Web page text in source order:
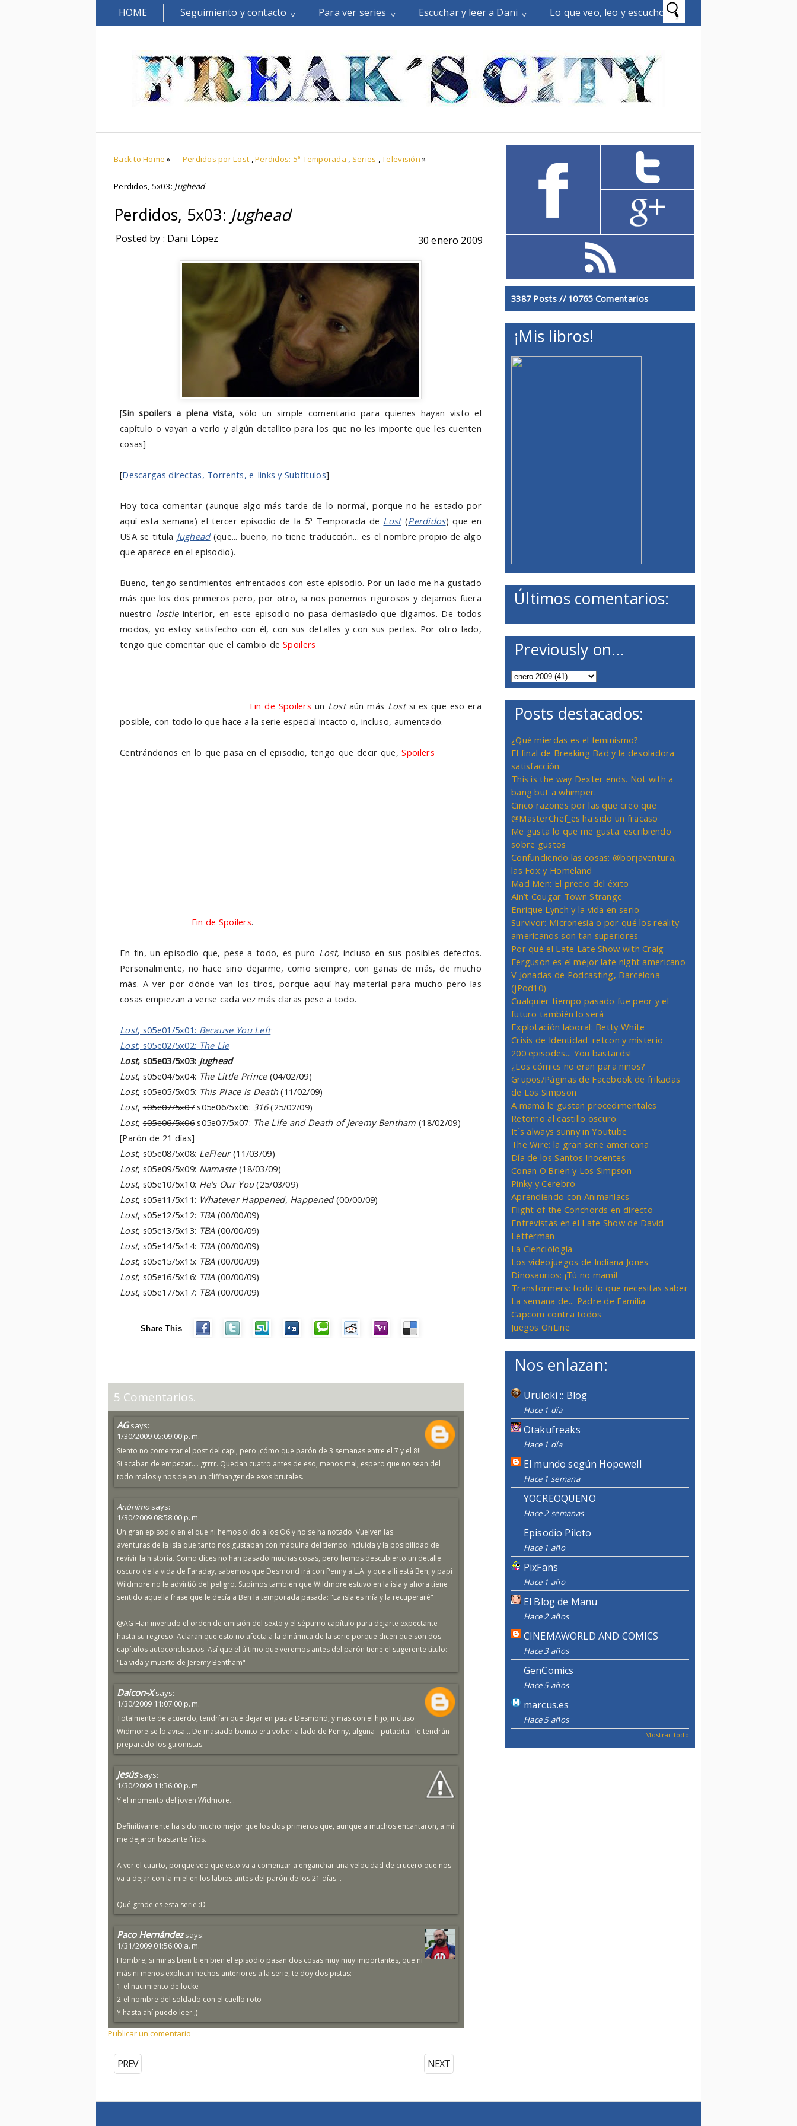
HOME Seguimiento y contacto Para ver series Escuchar y leer a Dani Lo que veo, leo y escucho
Back to Home » Perdidos por Lost ,Perdidos: 5ª Temporada , Series ,Televisión »
Perdidos, 5x03: Jughead
Perdidos, 5x03: Jughead
Posted by : Dani López 30 enero 2009
[Sin spoilers a plena vista, sólo un simple comentario para quienes hayan visto el
capítulo o vayan a verlo y algún detallito para los que no les importe que les cuenten
cosas]
[Descargas directas, Torrents, e-links ySubtítulos]
Hoy toca comentar (aunque algo más tarde de lo normal, porque no he estado por
aquí esta semana) el tercer episodio de la 5ª Temporada de Lost(Perdidos) que en
USA se titula Jughead(que... bueno, no tiene traducción... es el nombre propio de algo
que aparece en el episodio).
Bueno, tengo sentimientos enfrentados con este episodio. Por un lado me ha gustado
más que los dos primeros pero, por otro, si nos ponemos rigurosos y dejamos fuera
nuestro lostieinterior, en este episodio no pasa demasiado que digamos. De todos
modos, yo estoy satisfecho con él, con sus detalles y con sus perlas. Por otro lado,
tengo que comentar que el cambio deSpoilers
Fin de Spoilers un Lostaún más Lostsi es que eso era
posible, con todo lo que hace a la serie especial intacto o, incluso, aumentado.
Centrándonos en lo que pasa en el episodio, tengo que decir que,Spoilers
Fin de Spoilers.
En fin, un episodio que, pese a todo, es puro Lost, incluso en sus posibles defectos.
Personalmente, no hace sino dejarme, como siempre, con ganas de más, de mucho
más. A ver por dónde van los tiros, porque aquí hay material para mucho pero las
cosas empiezan a verse cada vez más claras pese a todo.
Lost, s05e01/5x01: Because You Left
Lost, s05e02/5x02: The Lie
Lost, s05e03/5x03: Jughead
Lost, s05e04/5x04: The Little Prince(04/02/09)
Lost, s05e05/5x05: This Place is Death(11/02/09)
Lost, s05e07/5x07 s05e06/5x06: 316(25/02/09)
Lost,s05e06/5x06 s05e07/5x07: The Life and Death of Jeremy Bentham (18/02/09)
[Parón de 21 días]
Lost, s05e08/5x08: LeFleur(11/03/09)
Lost, s05e09/5x09: Namaste(18/03/09)
Lost, s05e10/5x10: He's Our You(25/03/09)
Lost, s05e11/5x11: Whatever Happened, Happened(00/00/09)
Lost, s05e12/5x12: TBA(00/00/09)
Lost, s05e13/5x13: TBA(00/00/09)
Lost, s05e14/5x14: TBA(00/00/09)
Lost, s05e15/5x15: TBA(00/00/09)
Lost, s05e16/5x16: TBA(00/00/09)
Lost, s05e17/5x17: TBA(00/00/09)
Share This
5 Comentarios.
AG says:
1/30/2009 05:09:00 p. m.
Siento no comentar el post del capi, pero ¡cómo que parón de 3 semanas entre el 7 y el 8!!
Si acaban de empezar.... grrrr. Quedan cuatro antes de eso, menos mal, espero que no sean del
todo malos y nos dejen un cliffhanger de esos brutales.
Anónimo says:
1/30/2009 08:58:00 p. m.
Un gran episodio en el que ni hemos olido a los O6 y no se ha notado. Vuelven las
aventuras de la isla que tanto nos gustaban con máquina del tiempo incluida y la posibilidad de
revivir la historia. Como dices no han pasado muchas cosas, pero hemos descubierto un detalle
oscuro de la vida de Faraday, sabemos que Desmond irá con Penny a L.A. y que allí está Ben, y papi
Wildmore no le advirtió del peligro. Supimos también que Wildmore estuvo en la isla y ahora tiene
sentido aquella frase que le decía a Ben la temporada pasada: "La isla es mía y la recuperaré"
@AG Han invertido el orden de emisión del sexto y el séptimo capítulo para dejarte expectante
hasta su regreso. Aclaran que esto no afecta a la dinámica de la serie porque dicen que son dos
capítulos autoconclusivos. Así que el último que veremos antes del parón tiene el sugerente título:
"La vida y muerte de Jeremy Bentham"
Daicon-X says:
1/30/2009 11:07:00 p. m.
Totalmente de acuerdo, tendrían que dejar en paz a Desmond, y mas con el hijo, incluso
Widmore se lo avisa... De masiado bonito era volver a lado de Penny, alguna ¨putadita¨ le tendrán
preparado los guionistas.
Jesús says:
1/30/2009 11:36:00 p. m.
Y el momento del joven Widmore...
Definitivamente ha sido mucho mejor que los dos primeros que, aunque a muchos encantaron, a mi
me dejaron bastante fríos.
A ver el cuarto, porque veo que esto va a comenzar a enganchar una velocidad de crucero que nos
va a dejar con la miel en los labios antes del parón de los 21 días...
Qué grnde es esta serie :D
Paco Hernández says:
1/31/2009 01:56:00 a. m.
Hombre, si miras bien bien bien el episodio pasan dos cosas muy muy importantes, que ni
más ni menos explican hechos anteriores a la serie, te doy dos pistas:
1-el nacimiento de locke
2-el nombre del soldado con el cuello roto
Y hasta ahí puedo leer ;)
Publicar un comentario
NEXT
PREV
3387 Posts // 10765 Comentarios
¡Mis libros!
Últimos comentarios:
Previously on...
Posts destacados:
¿Qué mierdas es el feminismo?
El final de Breaking Bad y la desoladora
satisfacción
This is the way Dexter ends. Not with a
bang but a whimper.
Cinco razones por las que creo que
@MasterChef_es ha sido un fracaso
Me gusta lo que me gusta: escribiendo
sobre gustos
Confundiendo las cosas: @borjaventura,
las Fox y Homeland
Mad Men: El precio del éxito
Ain’t Cougar Town Strange
Enrique Lynch y la vida en serio
Survivor: Micronesia o por qué los reality
americanos son tan superiores
Por qué el Late Late Show with Craig
Ferguson es el mejor late night americano
V Jonadas de Podcasting, Barcelona
(jPod10)
Cualquier tiempo pasado fue peor y el
futuro también lo será
Explotación laboral: Betty White
Crisis de Identidad: retcon y misterio
200 episodes... You bastards!
¿Los cómics no eran para niños?
Grupos/Páginas de Facebook de frikadas
de Los Simpson
A mamá le gustan procedimentales
Retorno al castillo oscuro
It´s always sunny in Youtube
The Wire: la gran serie americana
Día de los Santos Inocentes
Conan O'Brien y Los Simpson
Pinky y Cerebro
Aprendiendo con Animaniacs
Flight of the Conchords en directo
Entrevistas en el Late Show de David
Letterman
La Cienciología
Los videojuegos de Indiana Jones
Dinosaurios: ¡Tú no mami!
Transformers: todo lo que necesitas saber
La semana de... Padre de Familia
Capcom contra todos
Juegos OnLine
Nos enlazan:
Uruloki :: Blog
Hace 1 día
Otakufreaks
Hace 1 día
El mundo según Hopewell
Hace 1 semana
YOCREOQUENO
Hace 2 semanas
Episodio Piloto
Hace 1 año
PixFans
Hace 1 año
El Blog de Manu
Hace 2 años
CINEMAWORLD AND COMICS
Hace 3 años
GenComics
Hace 5 años
marcus.es
Hace 5 años
Mostrar todo